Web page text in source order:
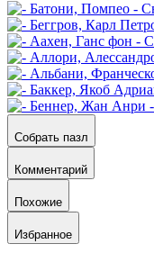
Собрать пазл
Комментарий
Похожие
Избранное